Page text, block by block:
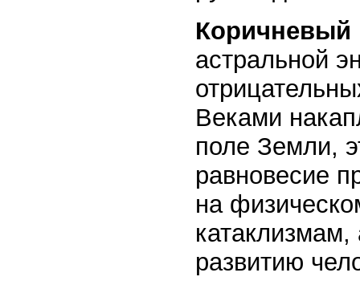
Коричневый
астральной
Веками
поле Земли,
равновесие
на
развитию